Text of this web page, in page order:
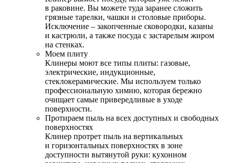
в раковине. Вы можете туда заранее сложить
грязные тарелки, чашки и столовые приборы.
Исключение – закопченные сковородки, казаны
и кастрюли, а также посуда с застарелым жиром
на стенках.
Моем плиту
Клинеры моют все типы плиты: газовые,
электрические, индукционные,
стеклокерамические. Мы используем только
профессиональную химию, которая бережно
очищает самые привередливые в уходе
поверхности.
Протираем пыль на всех доступных и свободных
поверхностях
Клинер протрет пыль на вертикальных
и горизонтальных поверхностях в зоне
доступности вытянутой руки: кухонном